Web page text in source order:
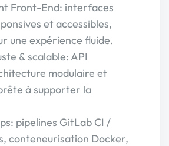
Front-End: interfaces
et accessibles,
une expérience fluide.
& scalable: API
modulaire et
à supporter la
pipelines GitLab CI /
conteneurisation Docker,